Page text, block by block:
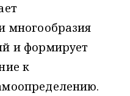
многообразия
и формирует
к